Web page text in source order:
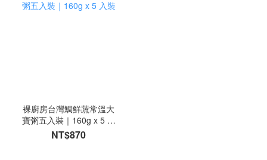
裸廚房台灣鯛鮮蔬常溫大
寶粥五入裝｜160g x 5 入
裝
NT$870